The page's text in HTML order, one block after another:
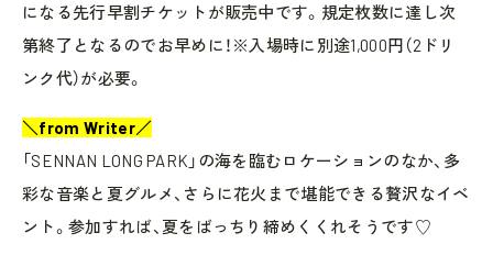
になる先行早割チケットが販売中です。規定枚数に達し次
第終了となるのでお早めに！※入場時に別途1,000円（2ドリ
ンク代）が必要。
＼from Writer／
「SENNAN LONG PARK」の海を臨むロケーションのなか、多
彩な音楽と夏グルメ、さらに花火まで堪能できる贅沢なイベ
ント。参加すれば、夏をばっちり締めくくれそうです♡